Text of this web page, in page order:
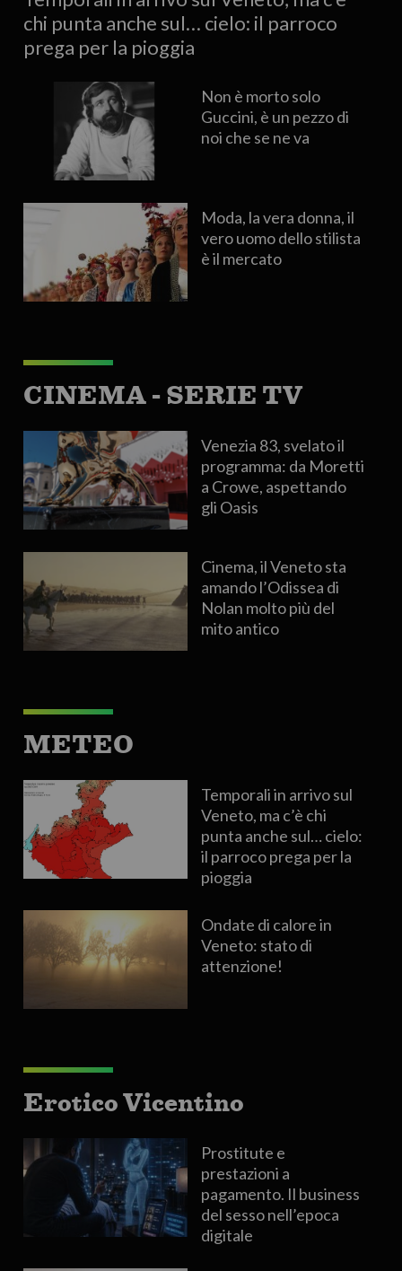
chi punta anche sul… cielo: il parroco
prega per la pioggia
Non è morto solo
Guccini, è un pezzo di
noi che se ne va
Moda, la vera donna, il
vero uomo dello stilista
è il mercato
CINEMA - SERIE TV
Venezia 83, svelato il
programma: da Moretti
a Crowe, aspettando
gli Oasis
Cinema, il Veneto sta
amando l’Odissea di
Nolan molto più del
mito antico
METEO
Temporali in arrivo sul
Veneto, ma c’è chi
punta anche sul… cielo:
il parroco prega per la
pioggia
Ondate di calore in
Veneto: stato di
attenzione!
Erotico Vicentino
Prostitute e
prestazioni a
pagamento. Il business
del sesso nell’epoca
digitale